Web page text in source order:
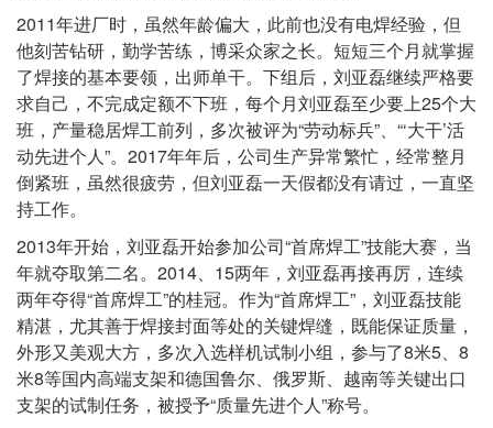
2011年进厂时，虽然年龄偏大，此前也没有电焊经验，但
他刻苦钻研，勤学苦练，博采众家之长。短短三个月就掌握
了焊接的基本要领，出师单干。下组后，刘亚磊继续严格要
求自己，不完成定额不下班，每个月刘亚磊至少要上25个大
班，产量稳居焊工前列，多次被评为“劳动标兵”、“‘大干’活
动先进个人”。2017年年后，公司生产异常繁忙，经常整月
倒紧班，虽然很疲劳，但刘亚磊一天假都没有请过，一直坚
持工作。
2013年开始，刘亚磊开始参加公司“首席焊工”技能大赛，当
年就夺取第二名。2014、15两年，刘亚磊再接再厉，连续
两年夺得“首席焊工”的桂冠。作为“首席焊工”，刘亚磊技能
精湛，尤其善于焊接封面等处的关键焊缝，既能保证质量，
外形又美观大方，多次入选样机试制小组，参与了8米5、8
米8等国内高端支架和德国鲁尔、俄罗斯、越南等关键出口
支架的试制任务，被授予“质量先进个人”称号。